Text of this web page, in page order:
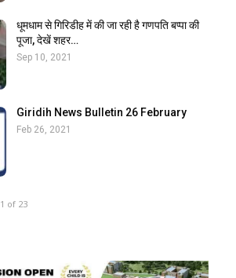
धूमधाम से गिरिडीह में की जा रही है गणपति बप्पा की
पूजा, देखें शहर…
Sep 10, 2021
Giridih News Bulletin 26 February
Feb 26, 2021
1 of 23